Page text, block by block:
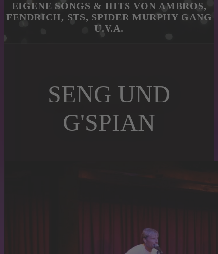
EIGENE SONGS & HITS VON AMBROS,
FENDRICH, STS, SPIDER MURPHY GANG
U.V.A.
SENG UND
G'SPIAN